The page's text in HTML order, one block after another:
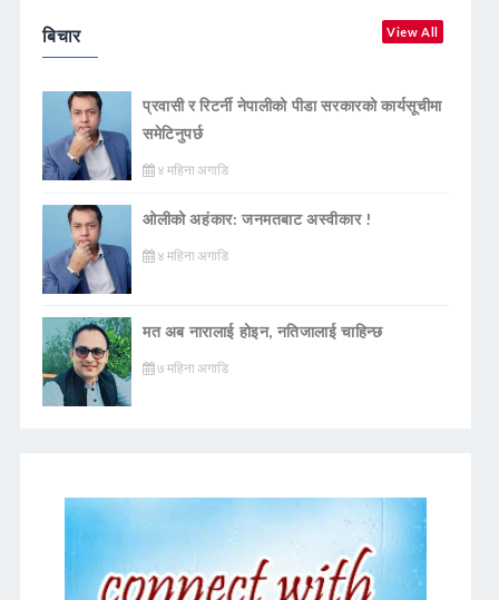
बिचार View All
प्रवासी र रिटर्नी नेपालीको पीडा सरकारको कार्यसूचीमा
समेटिनुपर्छ
४ महिना अगाडि
ओलीको अहंकार: जनमतबाट अस्वीकार !
४ महिना अगाडि
मत अब नारालाई होइन, नतिजालाई चाहिन्छ
७ महिना अगाडि